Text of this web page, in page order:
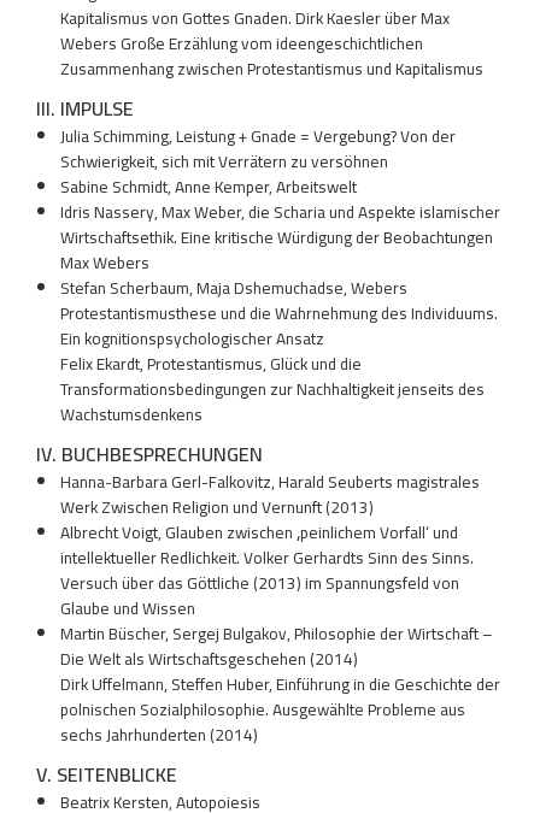
Kapitalismus von Gottes Gnaden. Dirk Kaesler über Max
Webers Große Erzählung vom ideengeschichtlichen
Zusammenhang zwischen Protestantismus und Kapitalismus
III. IMPULSE
Julia Schimming, Leistung + Gnade = Vergebung? Von der
Schwierigkeit, sich mit Verrätern zu versöhnen
Sabine Schmidt, Anne Kemper, Arbeitswelt
Idris Nassery, Max Weber, die Scharia und Aspekte islamischer
Wirtschaftsethik. Eine kritische Würdigung der Beobachtungen
Max Webers
Stefan Scherbaum, Maja Dshemuchadse, Webers
Protestantismusthese und die Wahrnehmung des Individuums.
Ein kognitionspsychologischer Ansatz
Felix Ekardt, Protestantismus, Glück und die
Transformationsbedingungen zur Nachhaltigkeit jenseits des
Wachstumsdenkens
IV. BUCHBESPRECHUNGEN
Hanna-Barbara Gerl-Falkovitz, Harald Seuberts magistrales
Werk Zwischen Religion und Vernunft (2013)
Albrecht Voigt, Glauben zwischen ‚peinlichem Vorfall‘ und
intellektueller Redlichkeit. Volker Gerhardts Sinn des Sinns.
Versuch über das Göttliche (2013) im Spannungsfeld von
Glaube und Wissen
Martin Büscher, Sergej Bulgakov, Philosophie der Wirtschaft –
Die Welt als Wirtschaftsgeschehen (2014)
Dirk Uffelmann, Steffen Huber, Einführung in die Geschichte der
polnischen Sozialphilosophie. Ausgewählte Probleme aus
sechs Jahrhunderten (2014)
V. SEITENBLICKE
Beatrix Kersten, Autopoiesis